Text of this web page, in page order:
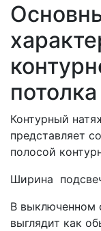
потолка
Контурный
представляет
полосой
Ширина
В выключенном
выглядит как